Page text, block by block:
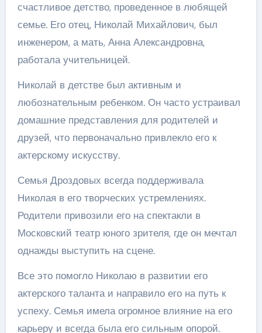
счастливое детство, проведенное в любящей
семье. Его отец, Николай Михайлович, был
инженером, а мать, Анна Александровна,
работала учительницей.
Николай в детстве был активным и
любознательным ребенком. Он часто устраивал
домашние представления для родителей и
друзей, что первоначально привлекло его к
актерскому искусству.
Семья Дроздовых всегда поддерживала
Николая в его творческих устремлениях.
Родители привозили его на спектакли в
Московский театр юного зрителя, где он мечтал
однажды выступить на сцене.
Все это помогло Николаю в развитии его
актерского таланта и направило его на путь к
успеху. Семья имела огромное влияние на его
карьеру и всегда была его сильным опорой.